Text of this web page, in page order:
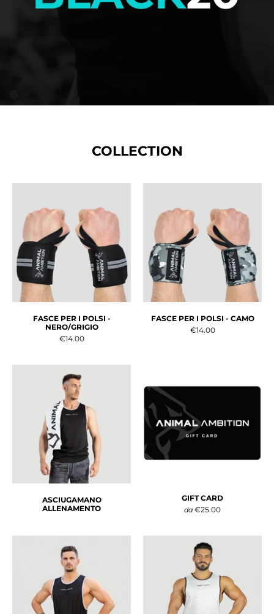
COLLECTION
FASCE PER I POLSI -
NERO/GRIGIO
€14.00
FASCE PER I POLSI - CAMO
€14.00
ASCIUGAMANO
ALLENAMENTO
GIFT CARD
da €25.00